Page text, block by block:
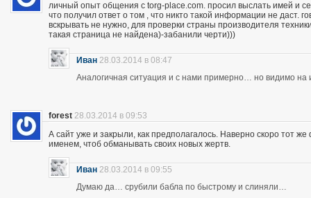
личный опыт общения с torg-place.com. просил выслать имей и
что получил ответ о том , что никто такой информации не
вскрывать не нужно, для проверки страны производителя
такая страница не найдена)-забанили черти)))
Иван 28.03.2014 в 08:47
Аналогичная ситуация и с нами примерно… но видимо на
forest 28.03.2014 в 09:53
А сайт уже и закрыли, как предполагалось. Наверно скоро тот
именем, чтоб обманывать своих новых жертв.
Иван 28.03.2014 в 09:55
Думаю да… срубили бабла по быстрому и слиняли…